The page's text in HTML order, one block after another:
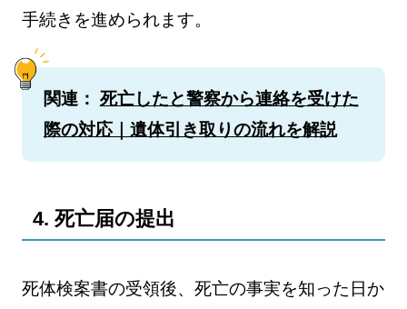
手続きを進められます。
関連： 死亡したと警察から連絡を受けた
際の対応｜遺体引き取りの流れを解説
4. 死亡届の提出
死体検案書の受領後、死亡の事実を知った日か